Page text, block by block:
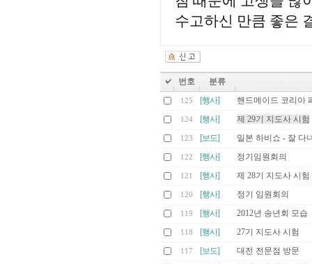
수고하신 만큼 좋은
번호 분류
125 [행사] 핸드메이드 코리아
124 [행사] 제 29기 지도사 시험
123 [보도] 일본 하비쇼 - 잘 다
122 [행사] 정기임원회의
121 [행사] 제 28기 지도사 시험
120 [행사] 정기 임원회의
119 [행사] 2012년 송년회 모습
118 [행사] 27기 지도사 시험
117 [보도] 대전 전문점 방문